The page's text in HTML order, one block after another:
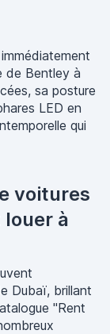
de Bentley à
sa posture
LED en
qui
voitures
à
Dubaï, brillant
"Rent